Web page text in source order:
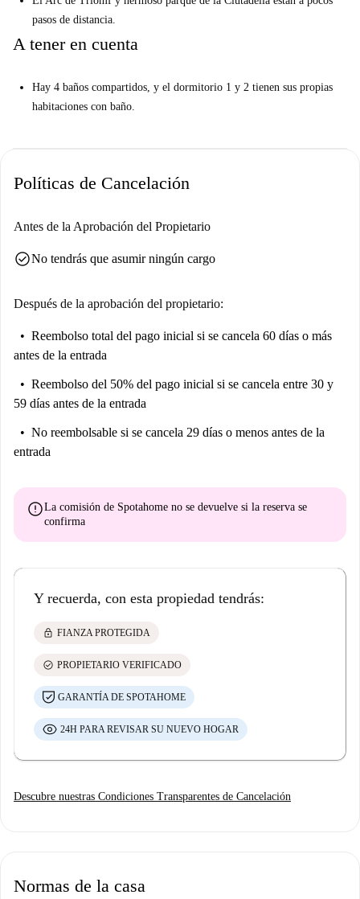
pasos de distancia.
A tener en cuenta
Hay 4 baños compartidos, y el dormitorio 1 y 2 tienen sus propias
habitaciones con baño.
Políticas de Cancelación
Antes de la Aprobación del Propietario
check_circleNo tendrás que asumir ningún cargo
Después de la aprobación del propietario:
Reembolso total del pago inicial si se cancela 60 días o más
antes de la entrada
Reembolso del 50% del pago inicial si se cancela entre 30 y
59 días antes de la entrada
No reembolsable si se cancela 29 días o menos antes de la
entrada
errorLa comisión de Spotahome no se devuelve si la reserva se
confirma
Y recuerda, con esta propiedad tendrás:
lock FIANZA PROTEGIDA
check_circle PROPIETARIO VERIFICADO
GARANTÍA DE SPOTAHOME
24H PARA REVISAR SU NUEVO HOGAR
Descubre nuestras Condiciones Transparentes de Cancelación
Normas de la casa